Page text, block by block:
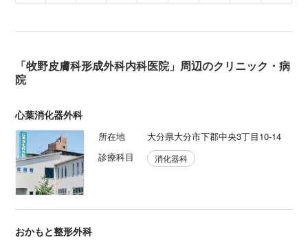
「牧野皮膚科形成外科内科医院」周辺のクリニック・病
院
心葉消化器外科
所在地
大分県大分市下郡中央3丁目10-14
診療科目
消化器科
おかもと整形外科